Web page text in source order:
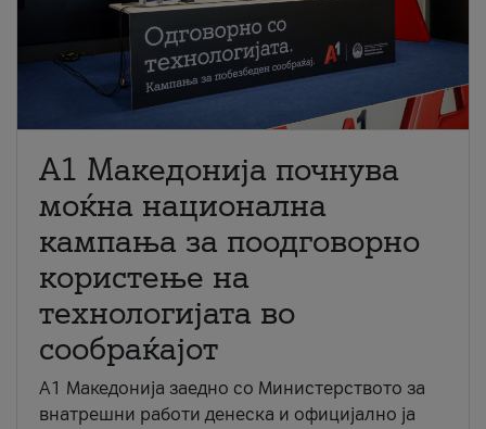
A1 Македонија почнува
моќна национална
кампања за поодговорно
користење на
технологијата во
сообраќајот
A1 Македонија заедно со Министерството за
внатрешни работи денеска и официјално ја